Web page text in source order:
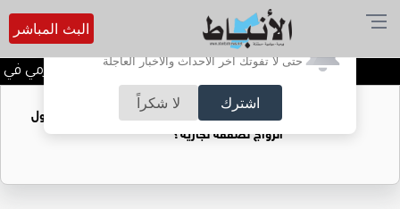
أترغب في تفعيل الإشعارات؟
حتى لا تفوتك آخر الأحداث والأخبار العاجلة
اشترك لا شكراً
البث المباشر
الحاجة خالدة محمود الكرمي في
فتيات يستغللنه لتحقيق مكاسب مادية.. هل تحول
الزواج لصفقة تجارية؟